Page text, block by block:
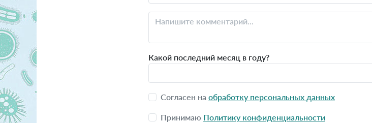
Какой последний месяц в году?
Согласен на обработку персональных данных
Принимаю Политику конфиденциальности